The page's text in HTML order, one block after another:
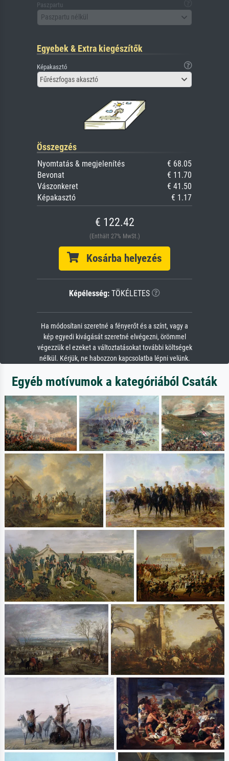
Paszpartu
Paszpartu nélkül
Egyebek & Extra kiegészítők
Képakasztó
Fűrészfogas akasztó
Összegzés
Nyomtatás & megjelenítés
€ 68.05
Bevonat
€ 11.70
Vászonkeret
€ 41.50
Képakasztó
€ 1.17
€ 122.42
(Enthält 27% MwSt.)
Kosárba helyezés
Képélesség: TÖKÉLETES
Ha módosítani szeretné a fényerőt és a színt, vagy a
kép egyedi kivágását szeretné elvégezni, örömmel
végezzük el ezeket a változtatásokat további költségek
nélkül. Kérjük, ne habozzon kapcsolatba lépni velünk.
Egyéb motívumok a kategóriából Csaták